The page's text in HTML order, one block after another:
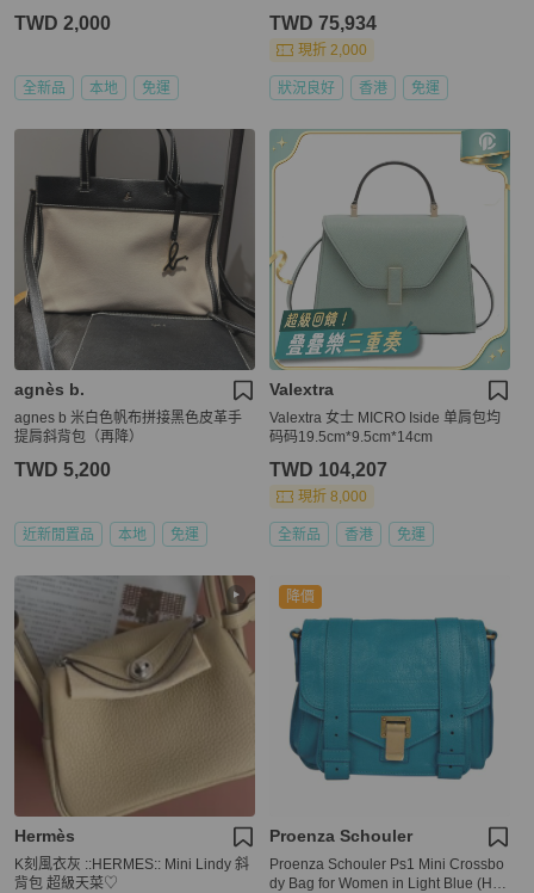
TWD 2,000
全新品 本地 免運
TWD 75,934
現折 2,000
狀況良好 香港 免運
agnès b.
agnes b 米白色帆布拼接黑色皮革手
提肩斜背包（再降）
TWD 5,200
近新閒置品 本地 免運
Valextra
Valextra 女士 MICRO Iside 单肩包均
码码19.5cm*9.5cm*14cm
TWD 104,207
現折 8,000
全新品 香港 免運
Hermès
K刻風衣灰 ::HERMES:: Mini Lindy 斜
背包 超級天菜♡
降價
Proenza Schouler
Proenza Schouler Ps1 Mini Crossbo
dy Bag for Women in Light Blue (H00